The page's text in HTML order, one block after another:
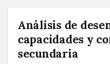
Análisis de
capacidades y
secundaria